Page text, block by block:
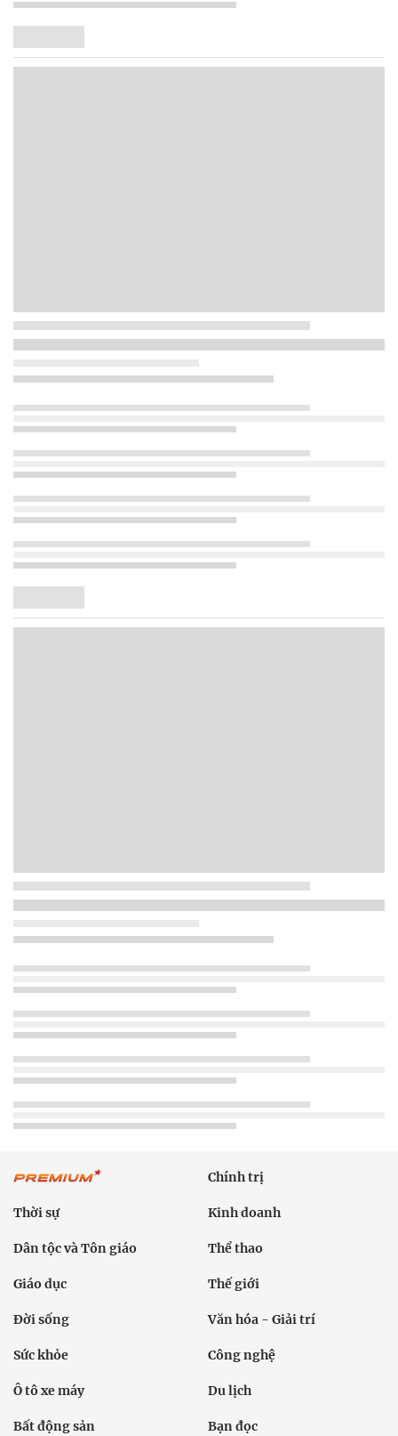
Chính trị
Thời sự Kinh doanh
Dân tộc và Tôn giáo Thể thao
Giáo dục Thế giới
Đời sống Văn hóa - Giải trí
Sức khỏe Công nghệ
Ô tô xe máy Du lịch
Bất động sản Bạn đọc